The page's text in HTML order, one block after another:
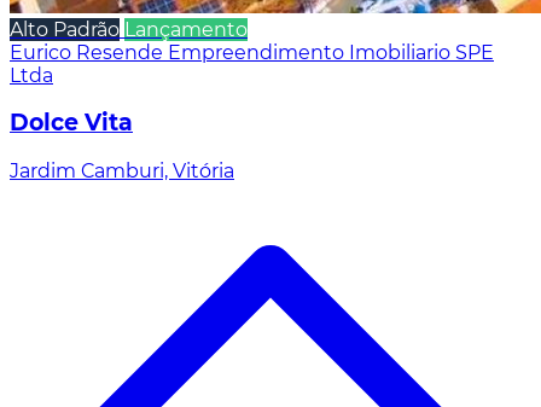
Alto Padrão Lançamento
Eurico Resende Empreendimento Imobiliario SPE
Ltda
Dolce Vita
Jardim Camburi, Vitória